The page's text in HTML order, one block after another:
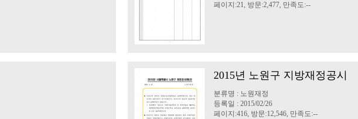
페이지:21, 방문:2,477, 만족도:--
2015년 노원구 지방재정공시
분류명 : 노원재정
등록일 : 2015/02/26
페이지:416, 방문:12,546, 만족도:--